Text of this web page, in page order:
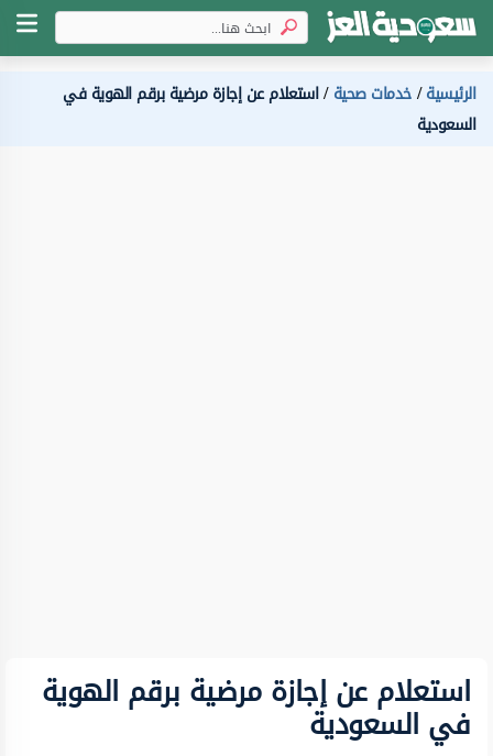
الرئيسية خدمات صحية استعلام عن إجازة مرضية برقم الهوية في
السعودية
استعلام عن إجازة مرضية برقم الهوية
في السعودية